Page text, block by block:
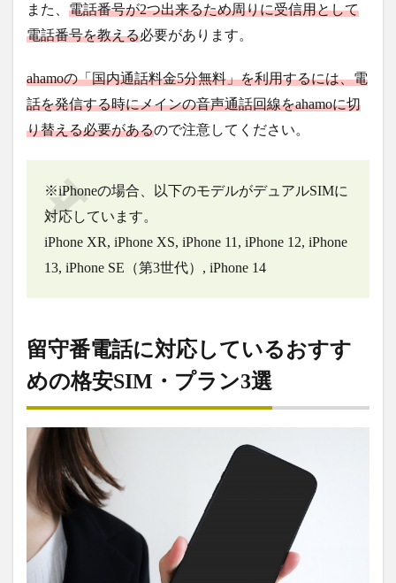
また、 電話番号が2つ出来るため周りに受信用として
電話番号を教える必要があります。
ahamoの「国内通話料金5分無料」を利用するには、電
話を発信する時にメインの音声通話回線をahamoに切
り替える必要があるので注意してください。
※iPhoneの場合、以下のモデルがデュアルSIMに
対応しています。
iPhone XR, iPhone XS, iPhone 11, iPhone 12, iPhone
13, iPhone SE（第3世代）, iPhone 14
留守番電話に対応しているおすす
めの格安SIM・プラン3選